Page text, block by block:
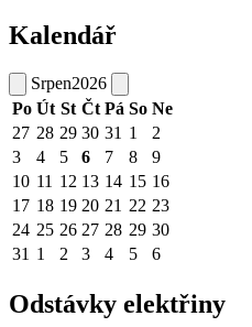
Kalendář
Srpen2026
Po Út St Čt Pá So Ne
27 28 29 30 31 1
2
3
4 5 6 7 8
9
10 11 12 13 14 15 16
17 18 19 20 21 22 23
24 25 26 27 28 29 30
31 1 2 3 4 5 6
Odstávky elektřiny